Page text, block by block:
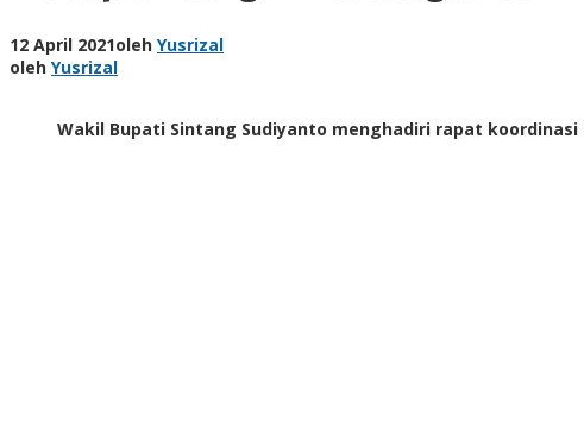
12 April 2021oleh Yusrizal
oleh Yusrizal
Wakil Bupati Sintang Sudiyanto menghadiri rapat koordinasi